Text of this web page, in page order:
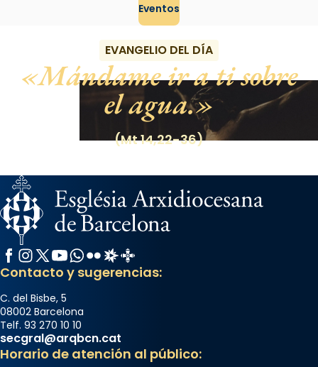
Eventos
EVANGELIO DEL DÍA
Mándame ir a ti sobre
el agua.
(Mt 14,22-36)
Facebook
Instagram
X / Twitter
YouTube
WhatsApp
FlickrRadio Estel
Catalunya Cristiana
Contacto y sugerencias:
C. del Bisbe, 5
08002 Barcelona
Telf. 93 270 10 10
secgral@arqbcn.cat
Horario de atención al público: